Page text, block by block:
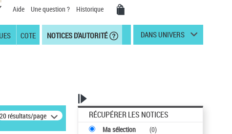
Aide Une question ? Historique
COTE NOTICES D'AUTORITÉ DANS UNIVERS
20 résultats/page RÉCUPÉRER LES NOTICES
Ma sélection (0)